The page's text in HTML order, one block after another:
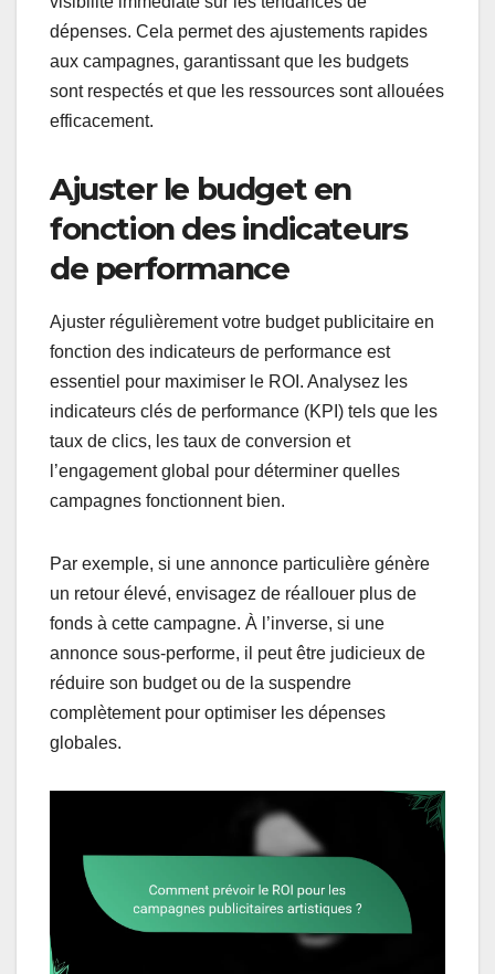
dépenses. Cela permet des ajustements rapides
aux campagnes, garantissant que les budgets
sont respectés et que les ressources sont allouées
efficacement.
Ajuster le budget en
fonction des indicateurs
de performance
Ajuster régulièrement votre budget publicitaire en
fonction des indicateurs de performance est
essentiel pour maximiser le ROI. Analysez les
indicateurs clés de performance (KPI) tels que les
taux de clics, les taux de conversion et
l’engagement global pour déterminer quelles
campagnes fonctionnent bien.
Par exemple, si une annonce particulière génère
un retour élevé, envisagez de réallouer plus de
fonds à cette campagne. À l’inverse, si une
annonce sous-performe, il peut être judicieux de
réduire son budget ou de la suspendre
complètement pour optimiser les dépenses
globales.